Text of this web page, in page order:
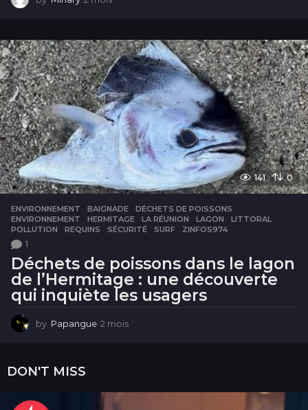
i
s
141 0
ENVIRONNEMENT BAIGNADE ,DÉCHETS DE POISSONS
ENVIRONNEMENT
,HERMITAGE ,LA RÉUNION ,LAGON ,LITTORAL
POLLUTION
,REQUINS ,SÉCURITÉ ,SURF ,ZINFOS974
1
Déchets de poissons dans le lagon
de l’Hermitage : une découverte
qui inquiète les usagers
by Papangue 2 mois
DON'T MISS